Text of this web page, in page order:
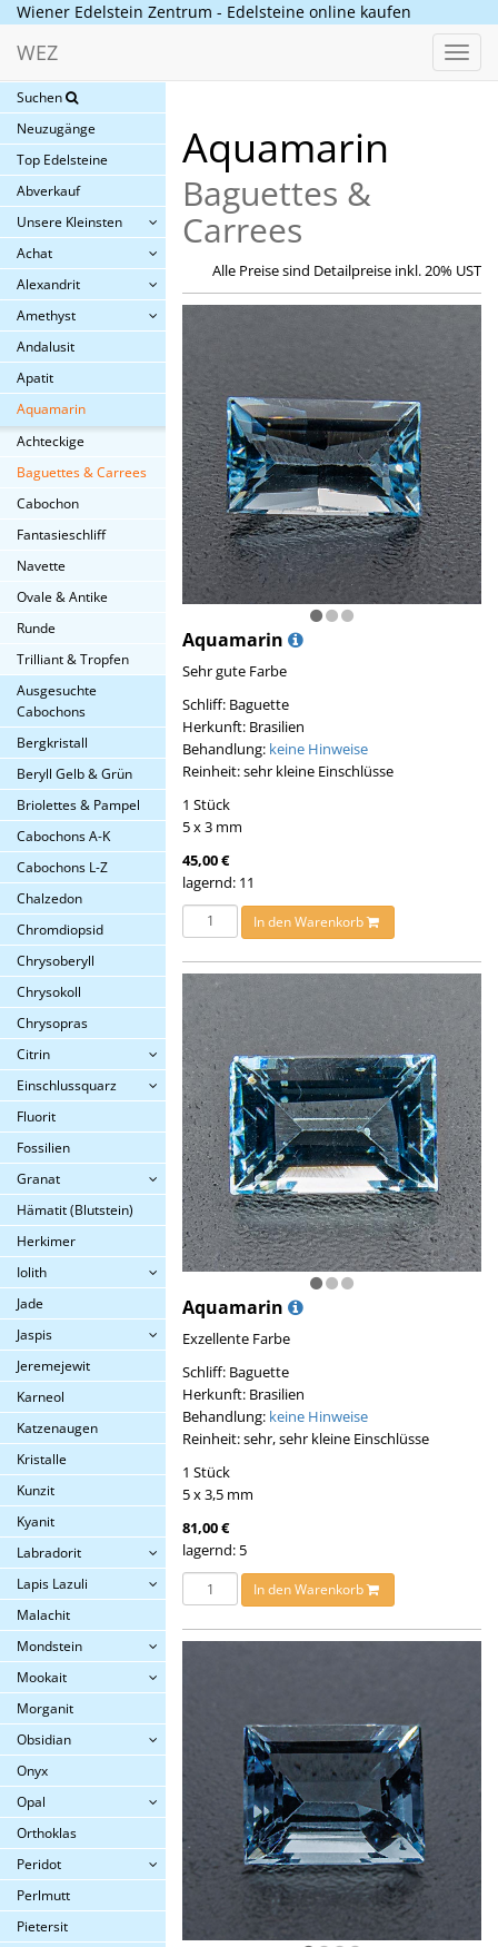
Wiener Edelstein Zentrum - Edelsteine online kaufen
WEZ
Suchen
Neuzugänge
Top Edelsteine
Abverkauf
Unsere Kleinsten
Achat
Alexandrit
Amethyst
Andalusit
Apatit
Aquamarin
Achteckige
Baguettes & Carrees
Cabochon
Fantasieschliff
Navette
Ovale & Antike
Runde
Trilliant & Tropfen
Ausgesuchte
Cabochons
Bergkristall
Beryll Gelb & Grün
Briolettes & Pampel
Cabochons A-K
Cabochons L-Z
Chalzedon
Chromdiopsid
Chrysoberyll
Chrysokoll
Chrysopras
Citrin
Einschlussquarz
Fluorit
Fossilien
Granat
Hämatit (Blutstein)
Herkimer
Iolith
Jade
Jaspis
Jeremejewit
Karneol
Katzenaugen
Kristalle
Kunzit
Kyanit
Labradorit
Lapis Lazuli
Malachit
Mondstein
Mookait
Morganit
Obsidian
Onyx
Opal
Orthoklas
Peridot
Perlmutt
Pietersit
Aquamarin
Baguettes &
Carrees
Alle Preise sind Detailpreise inkl. 20% UST
Aquamarin
Sehr gute Farbe
Schliff: Baguette
Herkunft: Brasilien
Behandlung: keine Hinweise
Reinheit: sehr kleine Einschlüsse
1 Stück
5 x 3 mm
45,00 €
lagernd: 11
In den Warenkorb
Aquamarin
Exzellente Farbe
Schliff: Baguette
Herkunft: Brasilien
Behandlung: keine Hinweise
Reinheit: sehr, sehr kleine Einschlüsse
1 Stück
5 x 3,5 mm
81,00 €
lagernd: 5
In den Warenkorb